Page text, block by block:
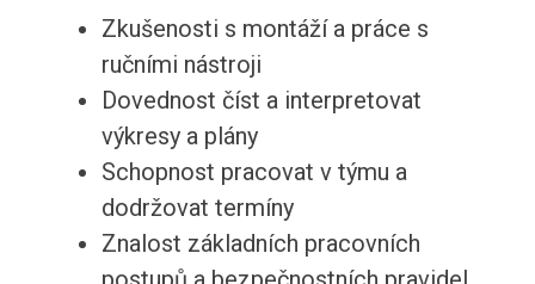
Zkušenosti s montáží a práce s
ručními nástroji
Dovednost číst a interpretovat
výkresy a plány
Schopnost pracovat v týmu a
dodržovat termíny
Znalost základních pracovních